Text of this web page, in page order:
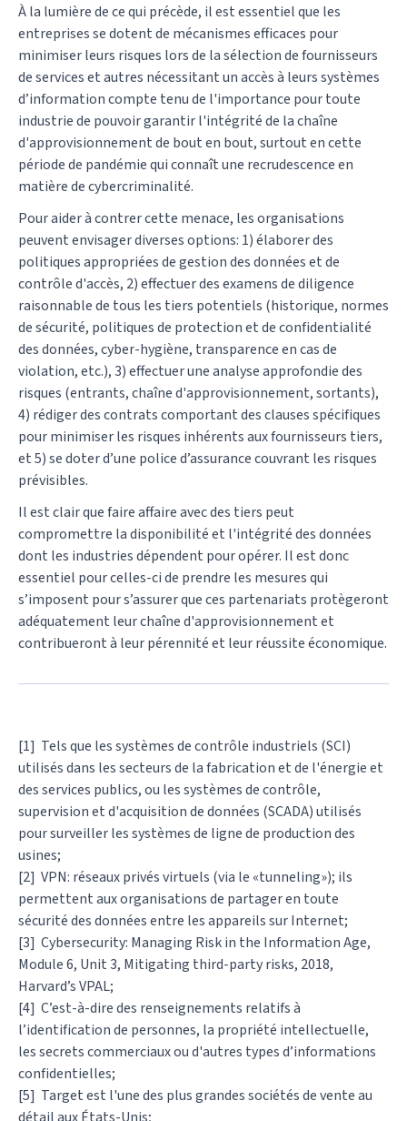
À la lumière de ce qui précède, il est essentiel que les
entreprises se dotent de mécanismes efficaces pour
minimiser leurs risques lors de la sélection de fournisseurs
de services et autres nécessitant un accès à leurs systèmes
d’information compte tenu de l'importance pour toute
industrie de pouvoir garantir l'intégrité de la chaîne
d'approvisionnement de bout en bout, surtout en cette
période de pandémie qui connaît une recrudescence en
matière de cybercriminalité.
Pour aider à contrer cette menace, les organisations
peuvent envisager diverses options: 1) élaborer des
politiques appropriées de gestion des données et de
contrôle d'accès, 2) effectuer des examens de diligence
raisonnable de tous les tiers potentiels (historique, normes
de sécurité, politiques de protection et de confidentialité
des données, cyber-hygiène, transparence en cas de
violation, etc.), 3) effectuer une analyse approfondie des
risques (entrants, chaîne d'approvisionnement, sortants),
4) rédiger des contrats comportant des clauses spécifiques
pour minimiser les risques inhérents aux fournisseurs tiers,
et 5) se doter d’une police d’assurance couvrant les risques
prévisibles.
Il est clair que faire affaire avec des tiers peut
compromettre la disponibilité et l'intégrité des données
dont les industries dépendent pour opérer. Il est donc
essentiel pour celles-ci de prendre les mesures qui
s’imposent pour s’assurer que ces partenariats protègeront
adéquatement leur chaîne d'approvisionnement et
contribueront à leur pérennité et leur réussite économique.
[1] Tels que les systèmes de contrôle industriels (SCI)
utilisés dans les secteurs de la fabrication et de l'énergie et
des services publics, ou les systèmes de contrôle,
supervision et d'acquisition de données (SCADA) utilisés
pour surveiller les systèmes de ligne de production des
usines;
[2] VPN: réseaux privés virtuels (via le «tunneling»); ils
permettent aux organisations de partager en toute
sécurité des données entre les appareils sur Internet;
[3] Cybersecurity: Managing Risk in the Information Age,
Module 6, Unit 3, Mitigating third-party risks, 2018,
Harvard’s VPAL;
[4] C’est-à-dire des renseignements relatifs à
l’identification de personnes, la propriété intellectuelle,
les secrets commerciaux ou d'autres types d’informations
confidentielles;
[5] Target est l'une des plus grandes sociétés de vente au